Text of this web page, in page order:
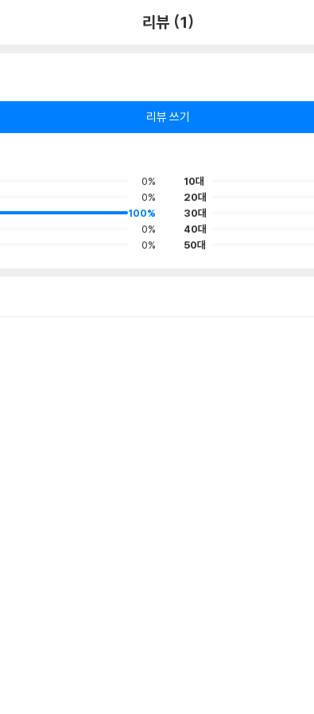
리뷰 (1)
리뷰 쓰기
0%
0%
100%
0%
0%
10대
20대
30대
40대
50대